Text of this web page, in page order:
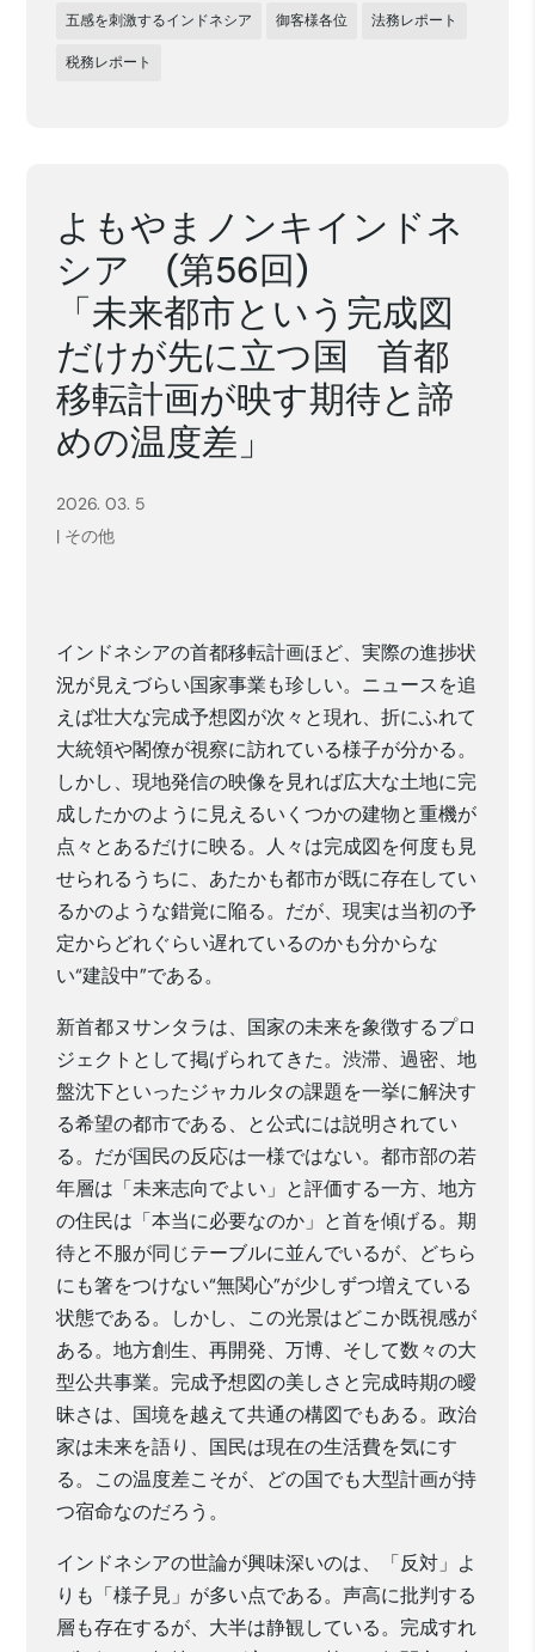
五感を刺激するインドネシア 御客様各位 法務レポート
税務レポート
よもやまノンキインドネ
シア (第56回)
「未来都市という完成図
だけが先に立つ国 首都
移転計画が映す期待と諦
めの温度差」
2026. 03. 5
| その他
インドネシアの首都移転計画ほど、実際の進捗状
況が見えづらい国家事業も珍しい。ニュースを追
えば壮大な完成予想図が次々と現れ、折にふれて
大統領や閣僚が視察に訪れている様子が分かる。
しかし、現地発信の映像を見れば広大な土地に完
成したかのように見えるいくつかの建物と重機が
点々とあるだけに映る。人々は完成図を何度も見
せられるうちに、あたかも都市が既に存在してい
るかのような錯覚に陥る。だが、現実は当初の予
定からどれぐらい遅れているのかも分からな
い“建設中”である。
新首都ヌサンタラは、国家の未来を象徴するプロ
ジェクトとして掲げられてきた。渋滞、過密、地
盤沈下といったジャカルタの課題を一挙に解決す
る希望の都市である、と公式には説明されてい
る。だが国民の反応は一様ではない。都市部の若
年層は「未来志向でよい」と評価する一方、地方
の住民は「本当に必要なのか」と首を傾げる。期
待と不服が同じテーブルに並んでいるが、どちら
にも箸をつけない“無関心”が少しずつ増えている
状態である。しかし、この光景はどこか既視感が
ある。地方創生、再開発、万博、そして数々の大
型公共事業。完成予想図の美しさと完成時期の曖
昧さは、国境を越えて共通の構図でもある。政治
家は未来を語り、国民は現在の生活費を気にす
る。この温度差こそが、どの国でも大型計画が持
つ宿命なのだろう。
インドネシアの世論が興味深いのは、「反対」よ
りも「様子見」が多い点である。声高に批判する
層も存在するが、大半は静観している。完成すれ